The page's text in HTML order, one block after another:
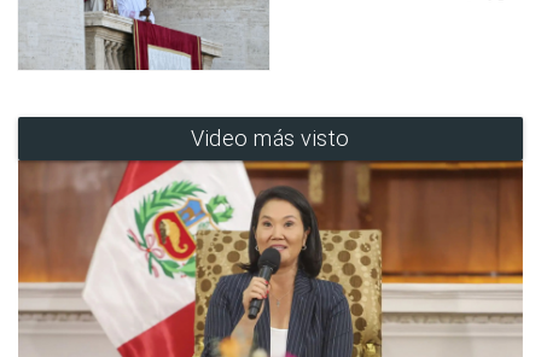
Video más visto